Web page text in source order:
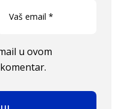
u ovom